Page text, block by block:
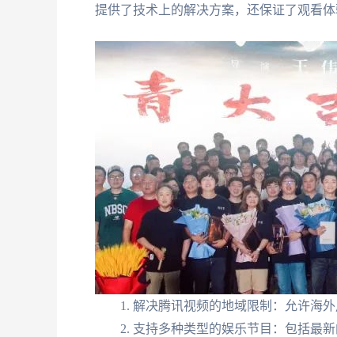
提供了技术上的解决方案，还保证了观看体
解决腾讯视频的地域限制：允许海
支持多种类型的娱乐节目：包括最